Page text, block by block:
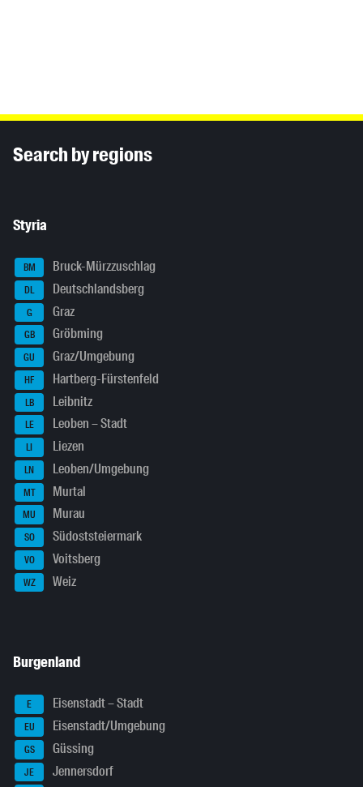
Search by regions
Styria
BM Bruck-Mürzzuschlag
DL Deutschlandsberg
G Graz
GB Gröbming
GU Graz/Umgebung
HF Hartberg-Fürstenfeld
LB Leibnitz
LE Leoben – Stadt
LI Liezen
LN Leoben/Umgebung
MT Murtal
MU Murau
SO Südoststeiermark
VO Voitsberg
WZ Weiz
Burgenland
E Eisenstadt – Stadt
EU Eisenstadt/Umgebung
GS Güssing
JE
Jennersdorf